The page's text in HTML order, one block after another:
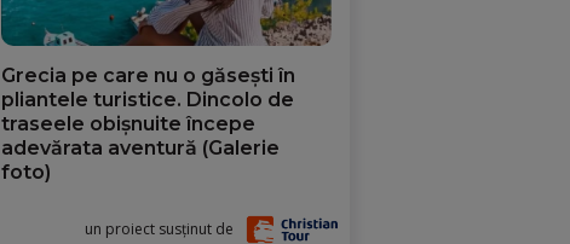
Grecia pe care nu o găsești în
pliantele turistice. Dincolo de
traseele obișnuite începe
adevărata aventură (Galerie
foto)
un proiect susținut de